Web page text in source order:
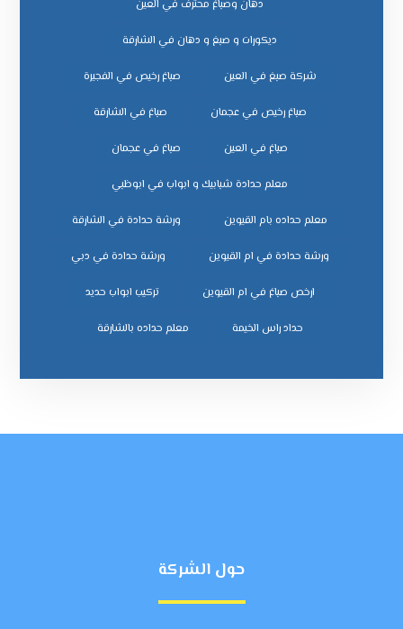
دهان وصباغ محترف في العين
ديكورات و صبغ و دهان في الشارقة
شركة صبغ في العين صباغ رخيص في الفجيرة
صباغ رخيص في عجمان صباغ في الشارقة
صباغ في العين صباغ في عجمان
معلم حدادة شبابيك و ابواب في ابوظبي
معلم حداده بام القيوين ورشة حدادة في الشارقة
ورشة حدادة في ام القيوين ورشة حدادة في دبي
ﺗﺮﻛﻴﺐ اﺑﻮاب ﺣﺪﻳﺪ
ﺣﺪاد راس اﻟﺨﻴﻤﺔ ﻣﻌﻠﻢ ﺣﺪاده ﺑﺎﻟﺸﺎرﻗﺔ
حول الشركة